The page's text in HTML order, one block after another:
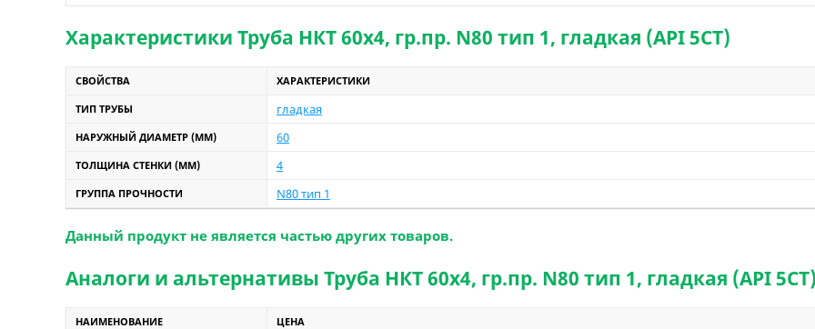
Характеристики Труба НКТ 60х4, гр.пр. N80 тип 1, гладкая (API 5CT)
СВОЙСТВА ХАРАКТЕРИСТИКИ
ТИП ТРУБЫ гладкая
НАРУЖНЫЙ ДИАМЕТР (ММ) 60
ТОЛЩИНА СТЕНКИ (ММ) 4
ГРУППА ПРОЧНОСТИ N80 тип 1
Данный продукт не является частью других товаров.
Аналоги и альтернативы Труба НКТ 60х4, гр.пр. N80 тип 1, гладкая (API
НАИМЕНОВАНИЕ ЦЕНА